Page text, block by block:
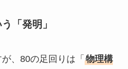
「発明」
、80の足回りは「 物理構